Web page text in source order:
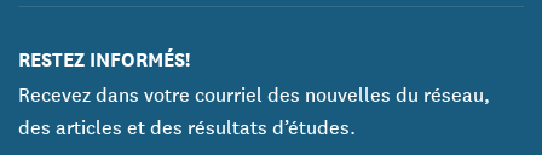
RESTEZ INFORMÉS!
Recevez dans votre courriel des nouvelles du réseau,
des articles et des résultats d’études.